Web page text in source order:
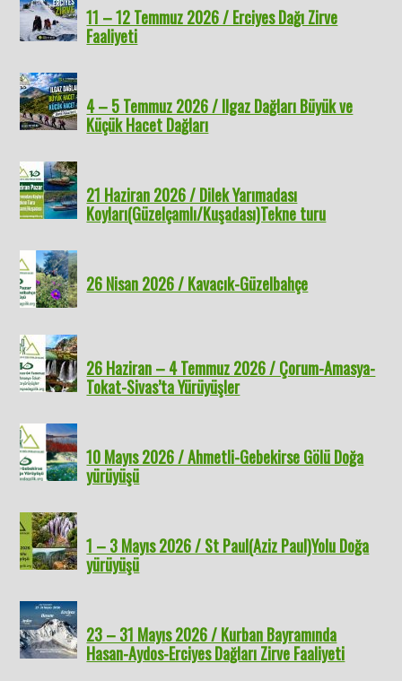
11 – 12 Temmuz 2026 / Erciyes Dağı Zirve
Faaliyeti
4 – 5 Temmuz 2026 / Ilgaz Dağları Büyük ve
Küçük Hacet Dağları
21 Haziran 2026 / Dilek Yarımadası
Koyları(Güzelçamlı/Kuşadası)Tekne turu
26 Nisan 2026 / Kavacık-Güzelbahçe
26 Haziran – 4 Temmuz 2026 / Çorum-Amasya-
Tokat-Sivas’ta Yürüyüşler
10 Mayıs 2026 / Ahmetli-Gebekirse Gölü Doğa
yürüyüşü
1 – 3 Mayıs 2026 / St Paul(Aziz Paul)Yolu Doğa
yürüyüşü
23 – 31 Mayıs 2026 / Kurban Bayramında
Hasan-Aydos-Erciyes Dağları Zirve Faaliyeti